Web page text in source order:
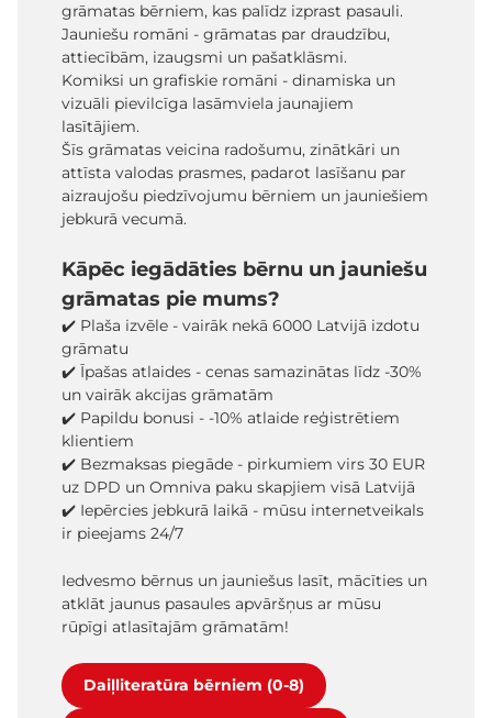
grāmatas bērniem, kas palīdz izprast pasauli.
Jauniešu romāni - grāmatas par draudzību,
attiecībām, izaugsmi un pašatklāsmi.
Komiksi un grafiskie romāni - dinamiska un
vizuāli pievilcīga lasāmviela jaunajiem
lasītājiem.
Šīs grāmatas veicina radošumu, zinātkāri un
attīsta valodas prasmes, padarot lasīšanu par
aizraujošu piedzīvojumu bērniem un jauniešiem
jebkurā vecumā.
Kāpēc iegādāties bērnu un jauniešu
grāmatas pie mums?
✔️ Plaša izvēle - vairāk nekā 6000 Latvijā izdotu
grāmatu
✔️ Īpašas atlaides - cenas samazinātas līdz -30%
un vairāk akcijas grāmatām
✔️ Papildu bonusi - -10% atlaide reģistrētiem
klientiem
✔️ Bezmaksas piegāde - pirkumiem virs 30 EUR
uz DPD un Omniva paku skapjiem visā Latvijā
✔️ Iepērcies jebkurā laikā - mūsu internetveikals
ir pieejams 24/7
Iedvesmo bērnus un jauniešus lasīt, mācīties un
atklāt jaunus pasaules apvāršņus ar mūsu
rūpīgi atlasītajām grāmatām!
Daiļliteratūra bērniem (0-8)